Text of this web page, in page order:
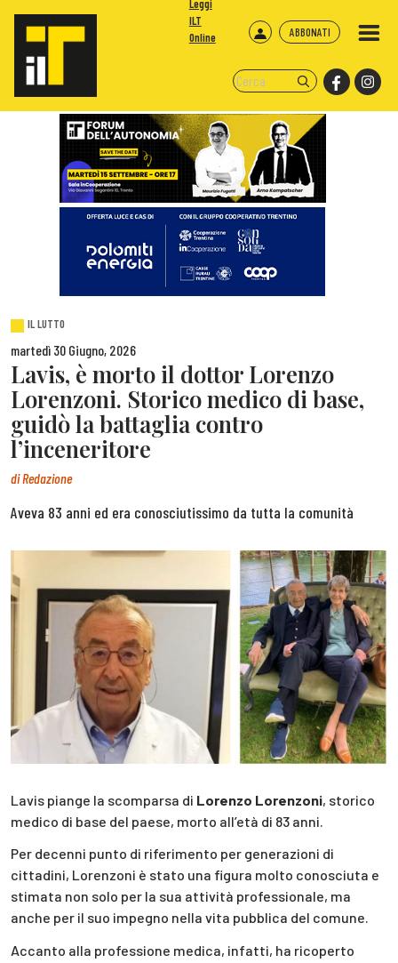
ABBONATI
Leggi
ILT
Online
IL LUTTO
martedì 30 Giugno, 2026
Lavis, è morto il dottor Lorenzo
Lorenzoni. Storico medico di base,
guidò la battaglia contro
l’inceneritore
diRedazione
Aveva 83 anni ed era conosciutissimo da tutta la comunità
Lavis piange la scomparsa di Lorenzo Lorenzoni, storico
medico di base del paese, morto all’età di 83 anni.
Per decenni punto di riferimento per generazioni di
cittadini, Lorenzoni è stato una figura molto conosciuta e
stimata non solo per la sua attività professionale, ma
anche per il suo impegno nella vita pubblica del comune.
Accanto alla professione medica, infatti, ha ricoperto